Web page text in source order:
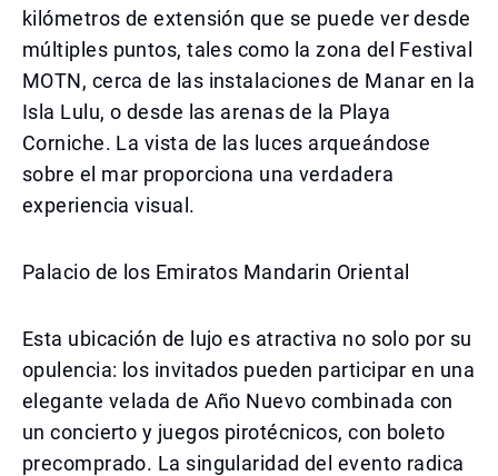
kilómetros de extensión que se puede ver desde
múltiples puntos, tales como la zona del Festival
MOTN, cerca de las instalaciones de Manar en la
Isla Lulu, o desde las arenas de la Playa
Corniche. La vista de las luces arqueándose
sobre el mar proporciona una verdadera
experiencia visual.
Palacio de los Emiratos Mandarin Oriental
Esta ubicación de lujo es atractiva no solo por su
opulencia: los invitados pueden participar en una
elegante velada de Año Nuevo combinada con
un concierto y juegos pirotécnicos, con boleto
precomprado. La singularidad del evento radica